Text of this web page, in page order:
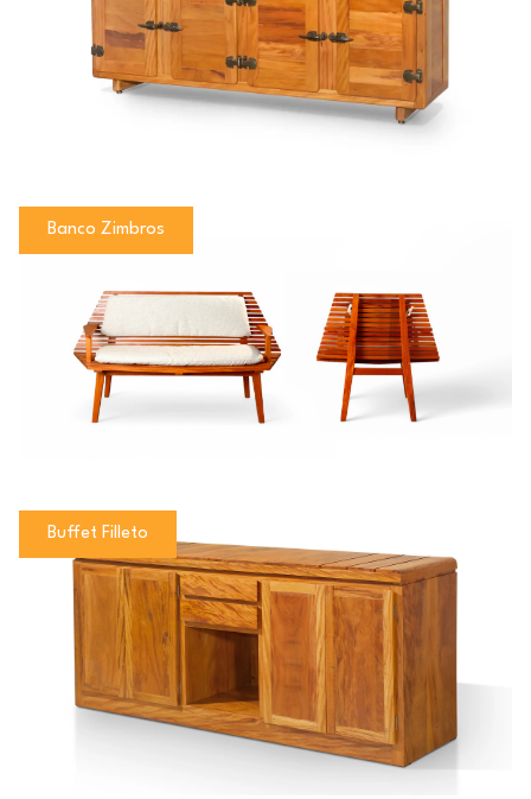
Banco Zimbros
Buffet Filleto